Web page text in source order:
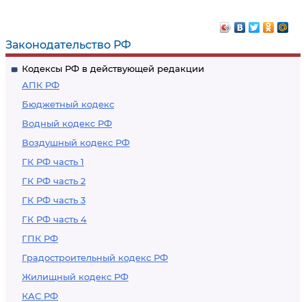
Законодательство РФ
Кодексы РФ в действующей редакции
АПК РФ
Бюджетный кодекс
Водный кодекс РФ
Воздушный кодекс РФ
ГК РФ часть 1
ГК РФ часть 2
ГК РФ часть 3
ГК РФ часть 4
ГПК РФ
Градостроительный кодекс РФ
Жилищный кодекс РФ
КАС РФ
членов его семьи
без предоставления
другого жилого
помещения
помещениями
граждан, дома
которых подлежат
сносу в связи с